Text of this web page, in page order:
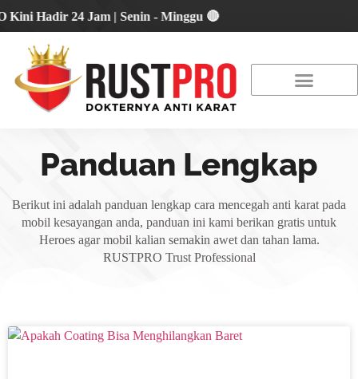
Hadir 24 Jam | Senin - Minggu 🔴
Panduan Lengkap
Berikut ini adalah panduan lengkap cara mencegah anti karat pada
mobil kesayangan anda, panduan ini kami berikan gratis untuk
Heroes agar mobil kalian semakin awet dan tahan lama.
RUSTPRO Trust Professional